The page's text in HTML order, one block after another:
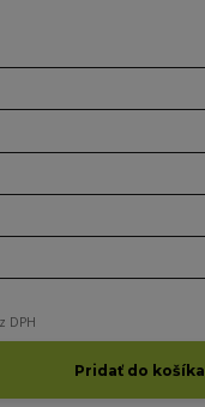
DPH
Pridať do košíka